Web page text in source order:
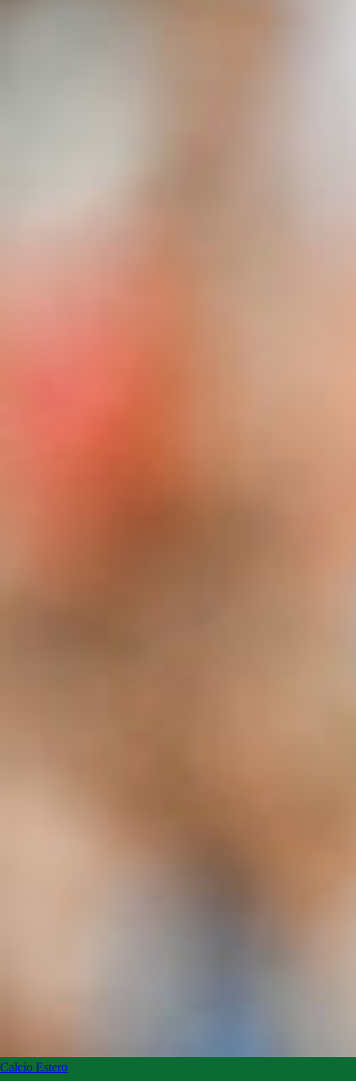
Calcio Estero